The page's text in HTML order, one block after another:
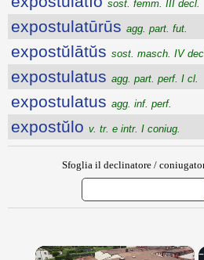
sost. femm. III decl.
expostulatūrūs agg. part. fut.
expostŭlātŭs sost. masch. IV
expostulatus agg. part. perf. I cl.
expostulatus agg. inf. perf.
expostŭlo v. tr. e intr. I coniug.
Sfoglia il declinatore /
×